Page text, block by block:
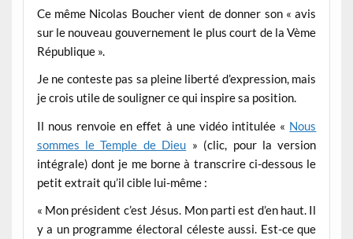
Ce même Nicolas Boucher vient de donner son « avis
sur le nouveau gouvernement le plus court de la Vème
République ».
Je ne conteste pas sa pleine liberté d’expression, mais
je crois utile de souligner ce qui inspire sa position.
Il nous renvoie en effet à une vidéo intitulée « Nous
sommes le Temple de Dieu » (clic, pour la version
intégrale) dont je me borne à transcrire ci-dessous le
petit extrait qu’il cible lui-même :
« Mon président c’est Jésus. Mon parti est d’en haut. Il
y a un programme électoral céleste aussi. Est-ce que